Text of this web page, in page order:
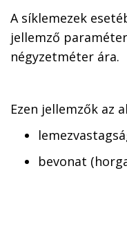
A síklemezek
jellemző
négyzetméter ára.
Ezen jellemzők az
bevonat